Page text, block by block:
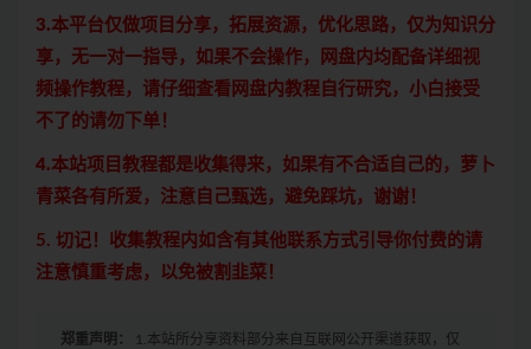
3.本平台仅做项目分享，拓展资源，优化思路，仅为知识分
享，无一对一指导，如果不会操作，网盘内均配备详细视
频操作教程，请仔细查看网盘内教程自行研究，小白接受
不了的请勿下单！
4.本站项目教程都是收集得来，如果有不合适自己的，萝卜
青菜各有所爱，注意自己甄选，避免踩坑，谢谢！
5. 切记！收集教程内如含有其他联系方式引导你付费的请
注意慎重考虑，以免被割韭菜！
郑重声明：
1.本站所分享资料部分来自互联网公开渠道获取，仅